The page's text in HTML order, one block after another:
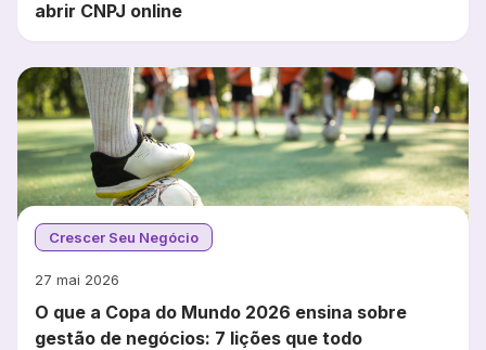
abrir CNPJ online
Crescer Seu Negócio
27 mai 2026
O que a Copa do Mundo 2026 ensina sobre
gestão de negócios: 7 lições que todo